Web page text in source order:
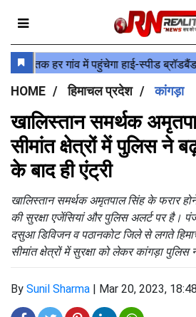
HOME हिमाचल प्रदेश कांगड़ा
खालिस्तान समर्थक
सीमांत क्षेत्रों में पुलिस ने
के बाद ही एंट्री
खालिस्तान समर्थक अमृतपाल सिंह के फरार
की सुरक्षा एजेंसियां और पुलिस अलर्ट पर है।
दसुआ डिविजन व पठानकोट जिले से लगते
सीमांत क्षेत्रों में सुरक्षा को लेकर कांगड़ा
By Sunil Sharma | Mar 20, 2023,